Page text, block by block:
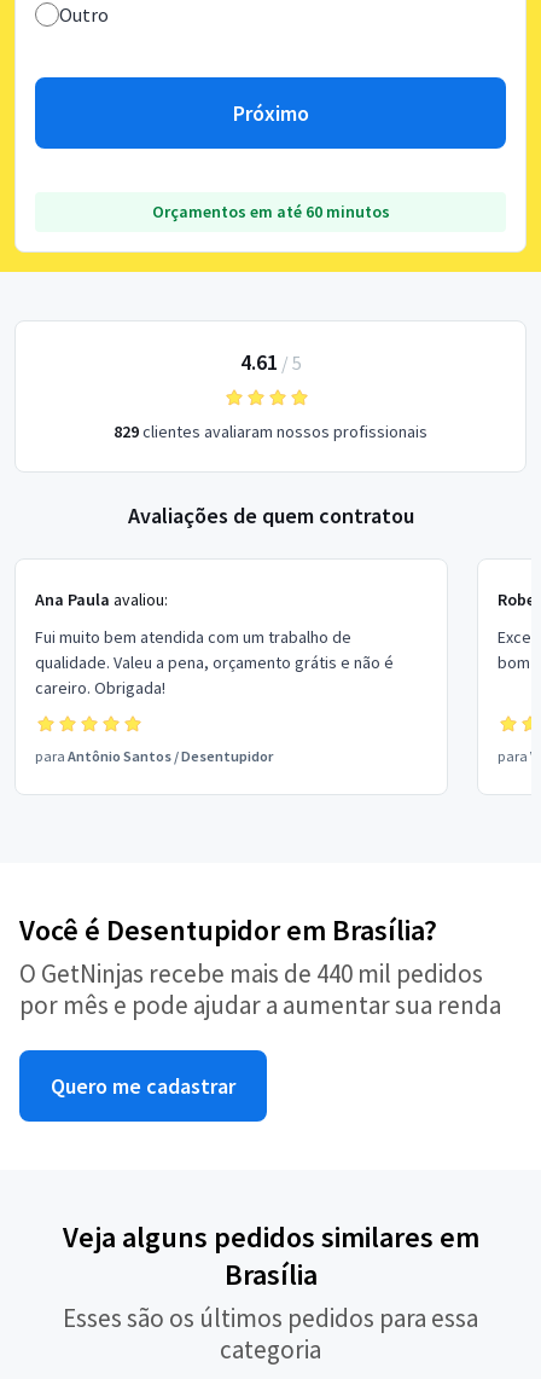
Outro
Próximo
Orçamentos em até 60 minutos
4.61 / 5
829clientes avaliaram nossos profissionais
Avaliações de quem contratou
Ana Paula avaliou:
Fui muito bem atendida com um trabalho de
qualidade. Valeu a pena, orçamento grátis e não é
careiro. Obrigada!
para Antônio Santos /Desentupidor
bom
para
Você é Desentupidor em Brasília?
O GetNinjas recebe mais de 440 mil pedidos
por mês e pode ajudar a aumentar sua renda
Quero me cadastrar
Veja alguns pedidos similares em
Brasília
Esses são os últimos pedidos para essa
categoria